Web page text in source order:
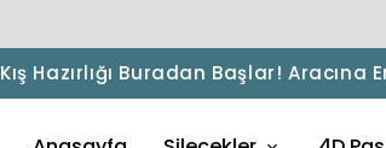
Kış Hazırlığı Buradan Başlar!